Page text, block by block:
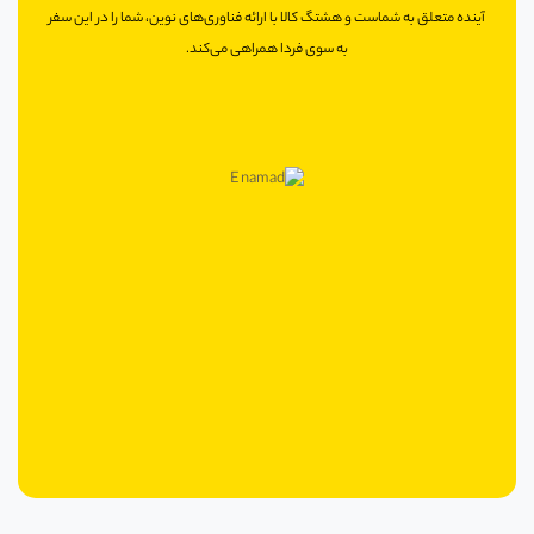
آینده متعلق به شماست و هشتگ کالا با ارائه فناوری‌های نوین، شما را در این سفر
به سوی فردا همراهی می‌کند.